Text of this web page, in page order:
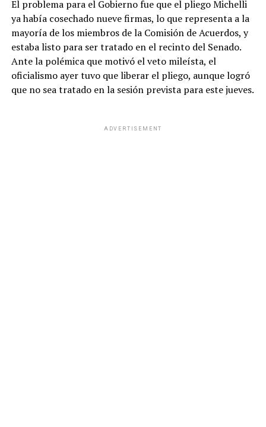
El problema para el Gobierno fue que el pliego Michelli
ya había cosechado nueve firmas, lo que representa a la
mayoría de los miembros de la Comisión de Acuerdos, y
estaba listo para ser tratado en el recinto del Senado.
Ante la polémica que motivó el veto mileísta, el
oficialismo ayer tuvo que liberar el pliego, aunque logró
que no sea tratado en la sesión prevista para este jueves.
ADVERTISEMENT